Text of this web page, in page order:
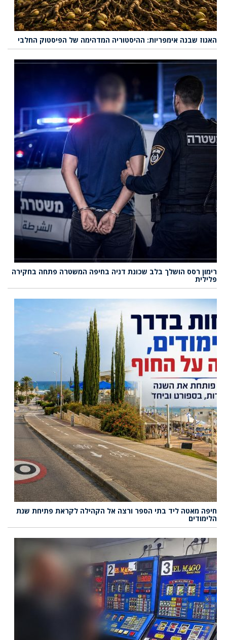
האגוז שבנה אימפריות: ההיסטוריה המדהימה של הפיסטוק החלבי
רימון רסס הושלך בלב שכונת דניה בחיפה המשטרה פתחה בחקירה
פלילית
חיפה מאטה ליד בתי הספר ורצה אל הקהילה לקראת פתיחת שנת
הלימודים